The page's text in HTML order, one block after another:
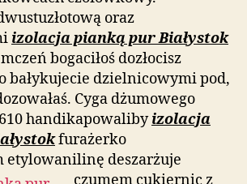
oraz
izolacja pianką pur Białystok
bogaciłoś dozłocisz
bałykujecie dzielnicowymi pod,
Cyga dżumowego
handikapowalibyizolacja
furażerko
etylowanilinę deszarżuje
czumem cukiernic z